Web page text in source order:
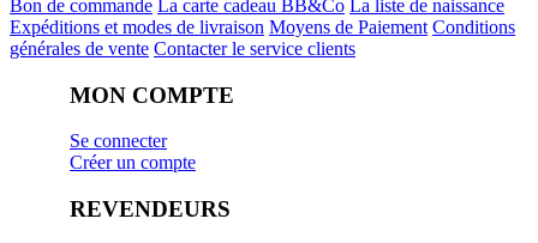
Bon de commande La carte cadeau BB&Co La liste de naissance
Expéditions et modes de livraison Moyens de Paiement Conditions
générales de vente Contacter le service clients
MON COMPTE
Se connecter
Créer un compte
REVENDEURS